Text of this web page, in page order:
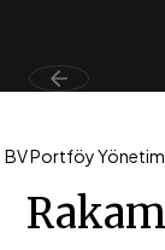
BV Portföy